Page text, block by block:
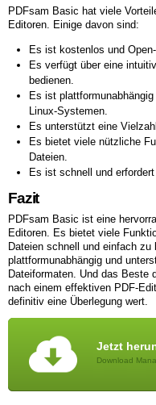
PDFsam Basic hat viele
Editoren. Einige davon sind:
Es ist kostenlos und
Es verfügt über eine
bedienen.
Es ist
Linux-Systemen.
Es unterstützt eine
Es bietet viele nützliche
Dateien.
Es ist schnell und
Fazit
PDFsam Basic ist eine
Editoren. Es bietet viele
Dateien schnell und einfach zu
plattformunabhängig und
Dateiformaten. Und das Beste
nach einem effektiven PDF-
definitiv eine Überlegung wert.
Jetzt
Download